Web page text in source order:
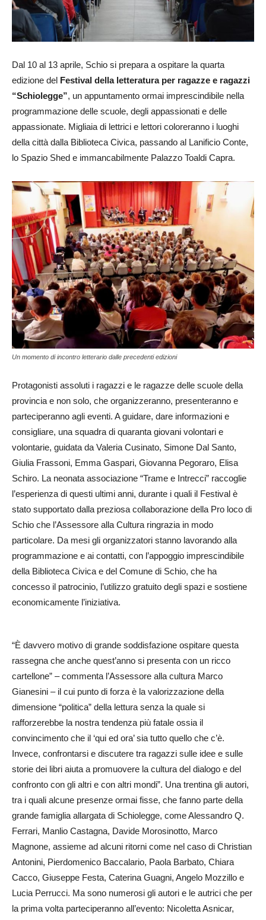
Dal 10 al 13 aprile, Schio si prepara a ospitare la quarta
edizione del Festival della letteratura per ragazze e ragazzi
“Schiolegge”, un appuntamento ormai imprescindibile nella
programmazione delle scuole, degli appassionati e delle
appassionate. Migliaia di lettrici e lettori coloreranno i luoghi
della città dalla Biblioteca Civica, passando al Lanificio Conte,
lo Spazio Shed e immancabilmente Palazzo Toaldi Capra.
Un momento di incontro letterario dalle precedenti edizioni
Protagonisti assoluti i ragazzi e le ragazze delle scuole della
provincia e non solo, che organizzeranno, presenteranno e
parteciperanno agli eventi. A guidare, dare informazioni e
consigliare, una squadra di quaranta giovani volontari e
volontarie, guidata da Valeria Cusinato, Simone Dal Santo,
Giulia Frassoni, Emma Gaspari, Giovanna Pegoraro, Elisa
Schiro. La neonata associazione “Trame e Intrecci” raccoglie
l’esperienza di questi ultimi anni, durante i quali il Festival è
stato supportato dalla preziosa collaborazione della Pro loco di
Schio che l’Assessore alla Cultura ringrazia in modo
particolare. Da mesi gli organizzatori stanno lavorando alla
programmazione e ai contatti, con l’appoggio imprescindibile
della Biblioteca Civica e del Comune di Schio, che ha
concesso il patrocinio, l’utilizzo gratuito degli spazi e sostiene
economicamente l’iniziativa.
“È davvero motivo di grande soddisfazione ospitare questa
rassegna che anche quest’anno si presenta con un ricco
cartellone” – commenta l’Assessore alla cultura Marco
Gianesini – il cui punto di forza è la valorizzazione della
dimensione “politica” della lettura senza la quale si
rafforzerebbe la nostra tendenza più fatale ossia il
convincimento che il ‘qui ed ora’ sia tutto quello che c’è.
Invece, confrontarsi e discutere tra ragazzi sulle idee e sulle
storie dei libri aiuta a promuovere la cultura del dialogo e del
confronto con gli altri e con altri mondi”. Una trentina gli autori,
tra i quali alcune presenze ormai fisse, che fanno parte della
grande famiglia allargata di Schiolegge, come Alessandro Q.
Ferrari, Manlio Castagna, Davide Morosinotto, Marco
Magnone, assieme ad alcuni ritorni come nel caso di Christian
Antonini, Pierdomenico Baccalario, Paola Barbato, Chiara
Cacco, Giuseppe Festa, Caterina Guagni, Angelo Mozzillo e
Lucia Perrucci. Ma sono numerosi gli autori e le autrici che per
la prima volta parteciperanno all’evento: Nicoletta Asnicar,